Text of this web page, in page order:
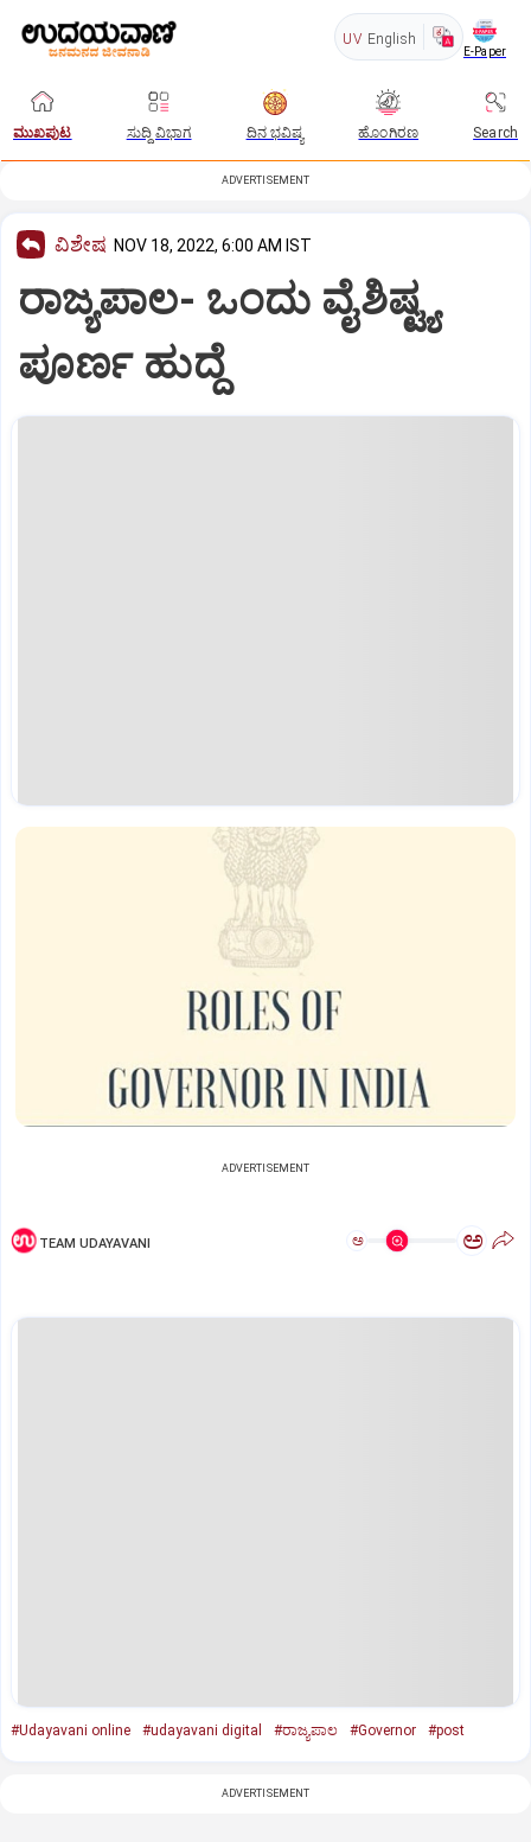
UV English
E-Paper
ಮುಖಪುಟ ಸುದ್ದಿ ವಿಭಾಗ ದಿನ ಭವಿಷ್ಯ ಹೊಂಗಿರಣ Search
ADVERTISEMENT
ವಿಶೇಷ NOV 18, 2022, 6:00 AM IST
ರಾಜ್ಯಪಾಲ- ಒಂದು ವೈಶಿಷ್ಟ್ಯ
ಪೂರ್ಣ ಹುದ್ದೆ
ADVERTISEMENT
TEAM UDAYAVANI ಅ ಅ
#Udayavani online #udayavani digital #ರಾಜ್ಯಪಾಲ #Governor #post
ADVERTISEMENT